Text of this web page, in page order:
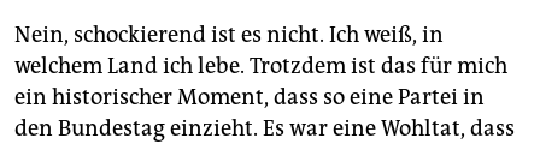
Nein, schockierend ist es nicht. Ich weiß, in
welchem Land ich lebe. Trotzdem ist das für mich
ein historischer Moment, dass so eine Partei in
den Bundestag einzieht. Es war eine Wohltat, dass